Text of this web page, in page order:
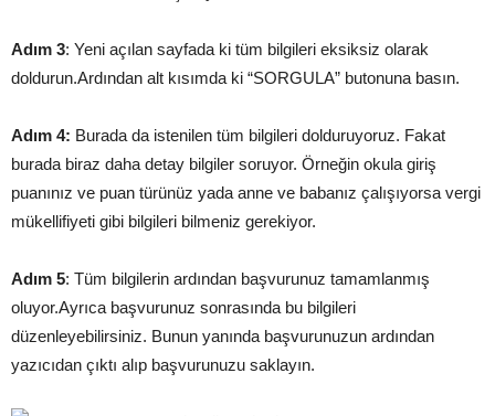
Adım 3: Yeni açılan sayfada ki tüm bilgileri eksiksiz olarak
doldurun.Ardından alt kısımda ki “SORGULA” butonuna basın.
Adım 4: Burada da istenilen tüm bilgileri dolduruyoruz. Fakat
burada biraz daha detay bilgiler soruyor. Örneğin okula giriş
puanınız ve puan türünüz yada anne ve babanız çalışıyorsa vergi
mükellifiyeti gibi bilgileri bilmeniz gerekiyor.
Adım 5: Tüm bilgilerin ardından başvurunuz tamamlanmış
oluyor.Ayrıca başvurunuz sonrasında bu bilgileri
düzenleyebilirsiniz. Bunun yanında başvurunuzun ardından
yazıcıdan çıktı alıp başvurunuzu saklayın.